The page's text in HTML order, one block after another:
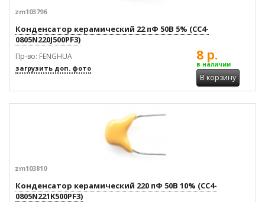
zm103796
Конденсатор керамический 22 пФ 50В 5% (CC4-
0805N220J500PF3)
Пр-во: FENGHUA
загрузить доп. фото
8 р.
в наличии
В корзину
zm103810
Конденсатор керамический 220 пФ 50В 10% (CC4-
0805N221K500PF3)